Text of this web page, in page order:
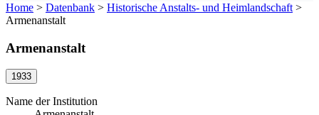
Home > Datenbank > Historische Anstalts- und Heimlandschaft >
Armenanstalt
Armenanstalt
1933
Name der Institution